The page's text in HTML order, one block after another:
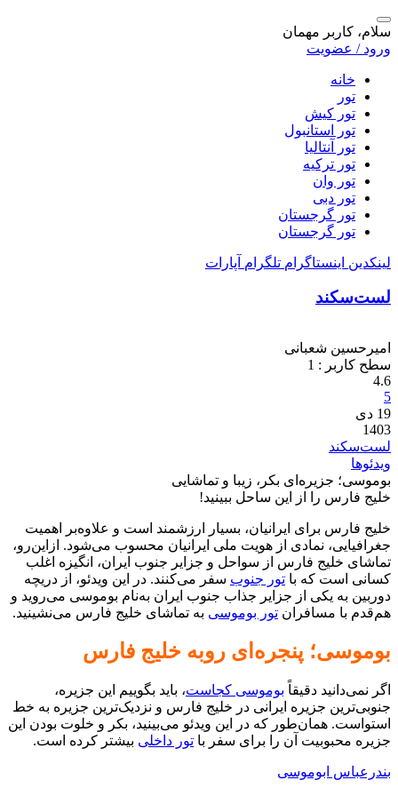
سلام، کاربر مهمان
ورود / عضویت
خانه
تور
تور کیش
تور استانبول
تور آنتالیا
تور ترکیه
تور وان
تور دبی
تور گرجستان
تور گرجستان
لینکدین اینستاگرام تلگرام آپارات
لست‌سکند
امیرحسین شعبانی
سطح کاربر : 1
4.6
5
19 دی
1403
لست‌سکند
ویدئوها
بوموسی؛ جزیره‌ای بکر، زیبا و تماشایی
خلیج فارس را از این ساحل ببینید!
خلیج فارس برای ایرانیان، بسیار ارزشمند است و علاوه‌بر اهمیت
جغرافیایی، نمادی از هویت ملی ایرانیان محسوب می‌شود. ازاین‌رو،
تماشای خلیج فارس از سواحل و جزایر جنوب ایران، انگیزه اغلب
کسانی است که با تور جنوب سفر می‌کنند. در این ویدئو، از دریچه
دوربین به یکی از جزایر جذاب جنوب ایران به‌نام بوموسی می‌روید و
هم‌قدم با مسافران تور بوموسی به تماشای خلیج فارس می‌نشینید.
بوموسی؛ پنجره‌ای روبه خلیج فارس
اگر نمی‌دانید دقیقاً بوموسی کجاست، باید بگوییم این جزیره،
جنوبی‌ترین جزیره ایرانی در خلیج فارس و نزدیک‌ترین جزیره به خط
استواست. همان‌طور که در این ویدئو می‌بینید، بکر و خلوت بودن این
جزیره محبوبیت آن را برای سفر با تور داخلی بیشتر کرده است.
بندرعباس ابوموسی